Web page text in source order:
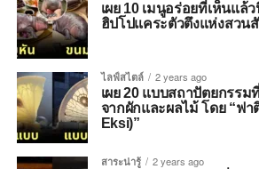
เผย 10 เมนูอร่อยที่เห็นแล้
ฮิปโปแคระตัวตึงแห่งสวน
ไลฟ์สไตล์ 2 years ago
เผย 20 แบบสถาปัตยกรร
จากผักและผลไม้ โดย “ฟา
Eksi)”
สาระน่ารู้ 2 years ago